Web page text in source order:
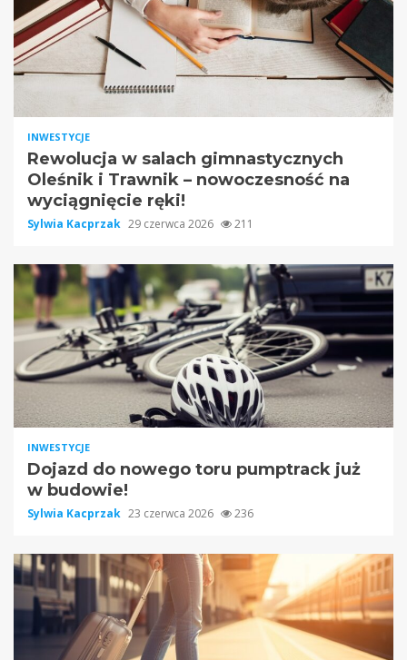
INWESTYCJE
Rewolucja w salach gimnastycznych
Oleśnik i Trawnik – nowoczesność na
wyciągnięcie ręki!
Sylwia Kacprzak 29 czerwca 2026 211
INWESTYCJE
Dojazd do nowego toru pumptrack już
w budowie!
Sylwia Kacprzak 23 czerwca 2026 236